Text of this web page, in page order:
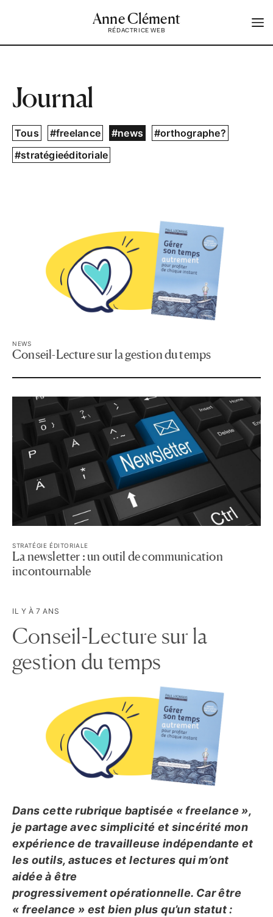
Anne Clément
RÉDACTRICE WEB
Tous #freelance #news
#orthographe?
#stratégieéditoriale
Journal
NEWS
Conseil-Lecture sur la gestion du temps
STRATÉGIE ÉDITORIALE
La newsletter : un outil de communication
incontournable
IL Y À 7 ANS
Conseil-Lecture sur la
gestion du temps
Dans cette rubrique baptisée « freelance »,
je partage avec simplicité et sincérité mon
expérience de travailleuse indépendante et
les outils, astuces et lectures qui m’ont
aidée à être
progressivement opérationnelle. Car être
« freelance » est bien plus qu’un statut :